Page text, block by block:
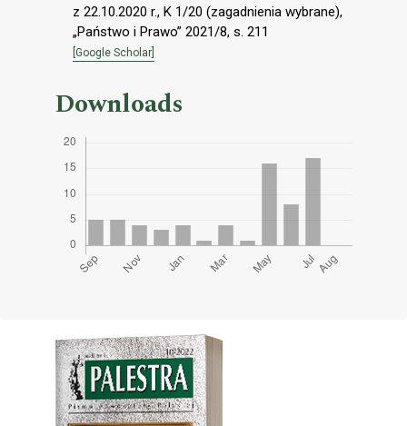
z 22.10.2020 r., K 1/20 (zagadnienia wybrane),
„Państwo i Prawo” 2021/8, s. 211
[Google Scholar]
Downloads
Cover image